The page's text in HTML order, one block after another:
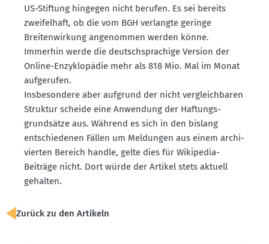
US-Stiftung hingegen nicht berufen. Es sei bereits
zweifelhaft, ob die vom BGH verlangte geringe
Breiten­wirkung angenommen werden könne.
Immerhin werde die deutsch­spra­chige Version der
Online-Enzyklo­pädie mehr als 818 Mio. Mal im Monat
aufge­rufen.
Insbe­sondere aber aufgrund der nicht vergleich­baren
Struktur scheide eine Anwendung der Haftungs­
grund­sätze aus. Während es sich in den bislang
entschie­denen Fällen um Meldungen aus einem archi­
vierten Bereich handle, gelte dies für Wikipedia-
Beiträge nicht. Dort würde der Artikel stets aktuell
gehalten.
Zurück zu den Artikeln